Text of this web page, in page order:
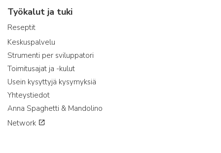
Työkalut ja tuki
Reseptit
Keskuspalvelu
Strumenti per sviluppatori
Toimitusajat ja -kulut
Usein kysyttyjä kysymyksiä
Yhteystiedot
Anna Spaghetti & Mandolino
Network